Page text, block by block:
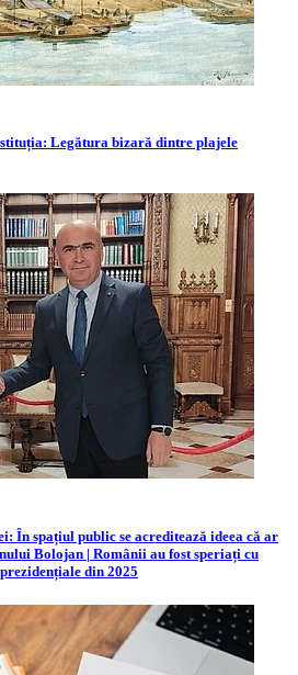
Legătura bizară dintre plajele
În spațiul public se acreditează ideea că ar
Bolojan | Românii au fost speriați cu
din 2025